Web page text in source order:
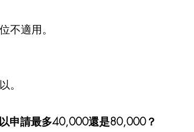
不適用。
。
申請最多40,000還是80,000？